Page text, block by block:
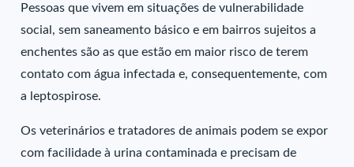
Pessoas que vivem em situações de vulnerabilidade
social, sem saneamento básico e em bairros sujeitos a
enchentes são as que estão em maior risco de terem
contato com água infectada e, consequentemente, com
a leptospirose.
Os veterinários e tratadores de animais podem se expor
com facilidade à urina contaminada e precisam de